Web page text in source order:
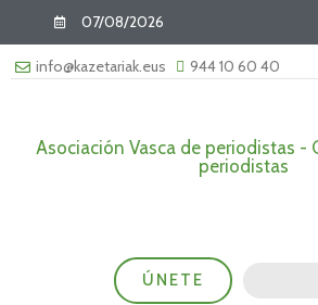
07/08/2026
info@kazetariak.eus 944 10 60 40
Asociación Vasca de periodistas -
periodistas
ÚNETE